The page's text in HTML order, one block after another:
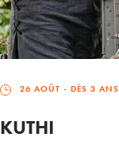
26 AOÛT - DÈS 3 ANS
KUTHI